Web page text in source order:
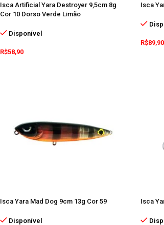
Isca Artificial Yara Destroyer 9,5cm 8g
Cor 10 Dorso Verde Limão
Disponível
R$58,90
Isca
R$89,90
Isca Yara Mad Dog 9cm 13g Cor 59
Disponível
Isca